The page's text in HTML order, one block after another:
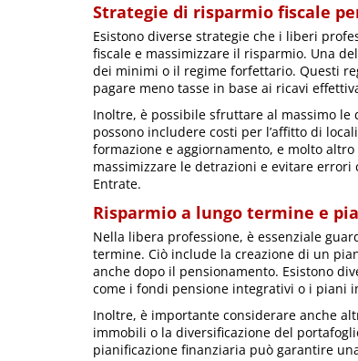
Strategie di risparmio fiscale
Esistono diverse strategie che i liberi
fiscale e massimizzare il risparmio. Una
dei minimi o il regime forfettario. Questi
pagare meno tasse in base ai ricavi
Inoltre, è possibile sfruttare al massimo
possono includere costi per l’affitto di
formazione e aggiornamento, e molto
massimizzare le detrazioni e evitare
Entrate.
Risparmio a lungo termine e
Nella libera professione, è essenziale
termine. Ciò include la creazione di un
anche dopo il pensionamento. Esistono
come i fondi pensione integrativi o i piani
Inoltre, è importante considerare anche
immobili o la diversificazione del
pianificazione finanziaria può garantire